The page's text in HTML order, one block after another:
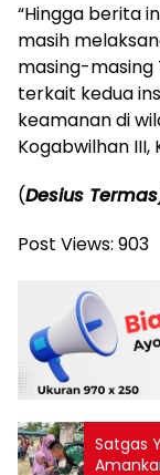
“Hingga berita
masih
masing-masing
terkait kedua
keamanan di
Kogabwilhan III,
(Desius
Post Views: 903
Satgas